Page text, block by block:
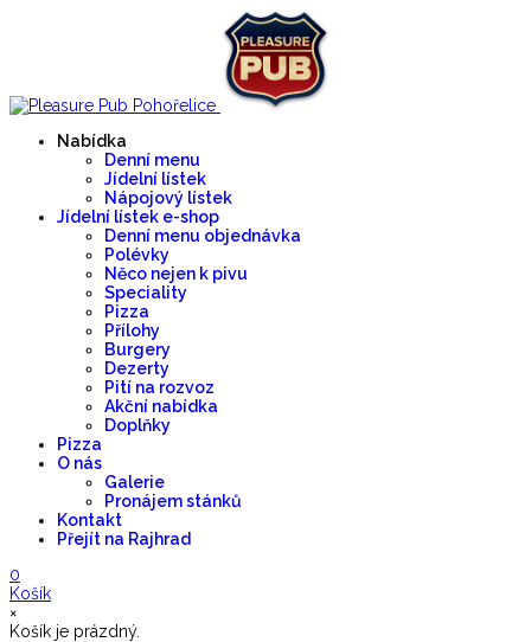
Nabídka
Denní menu
Jídelní lístek
Nápojový lístek
Jídelní lístek e-shop
Denní menu objednávka
Polévky
Něco nejen k pivu
Speciality
Pizza
Přílohy
Burgery
Dezerty
Pití na rozvoz
Akční nabídka
Doplňky
Pizza
O nás
Galerie
Pronájem stánků
Kontakt
Přejít na Rajhrad
0
Košík
×
Košík je prázdný.